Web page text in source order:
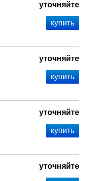
уточняйте
уточняйте
уточняйте
уточняйте